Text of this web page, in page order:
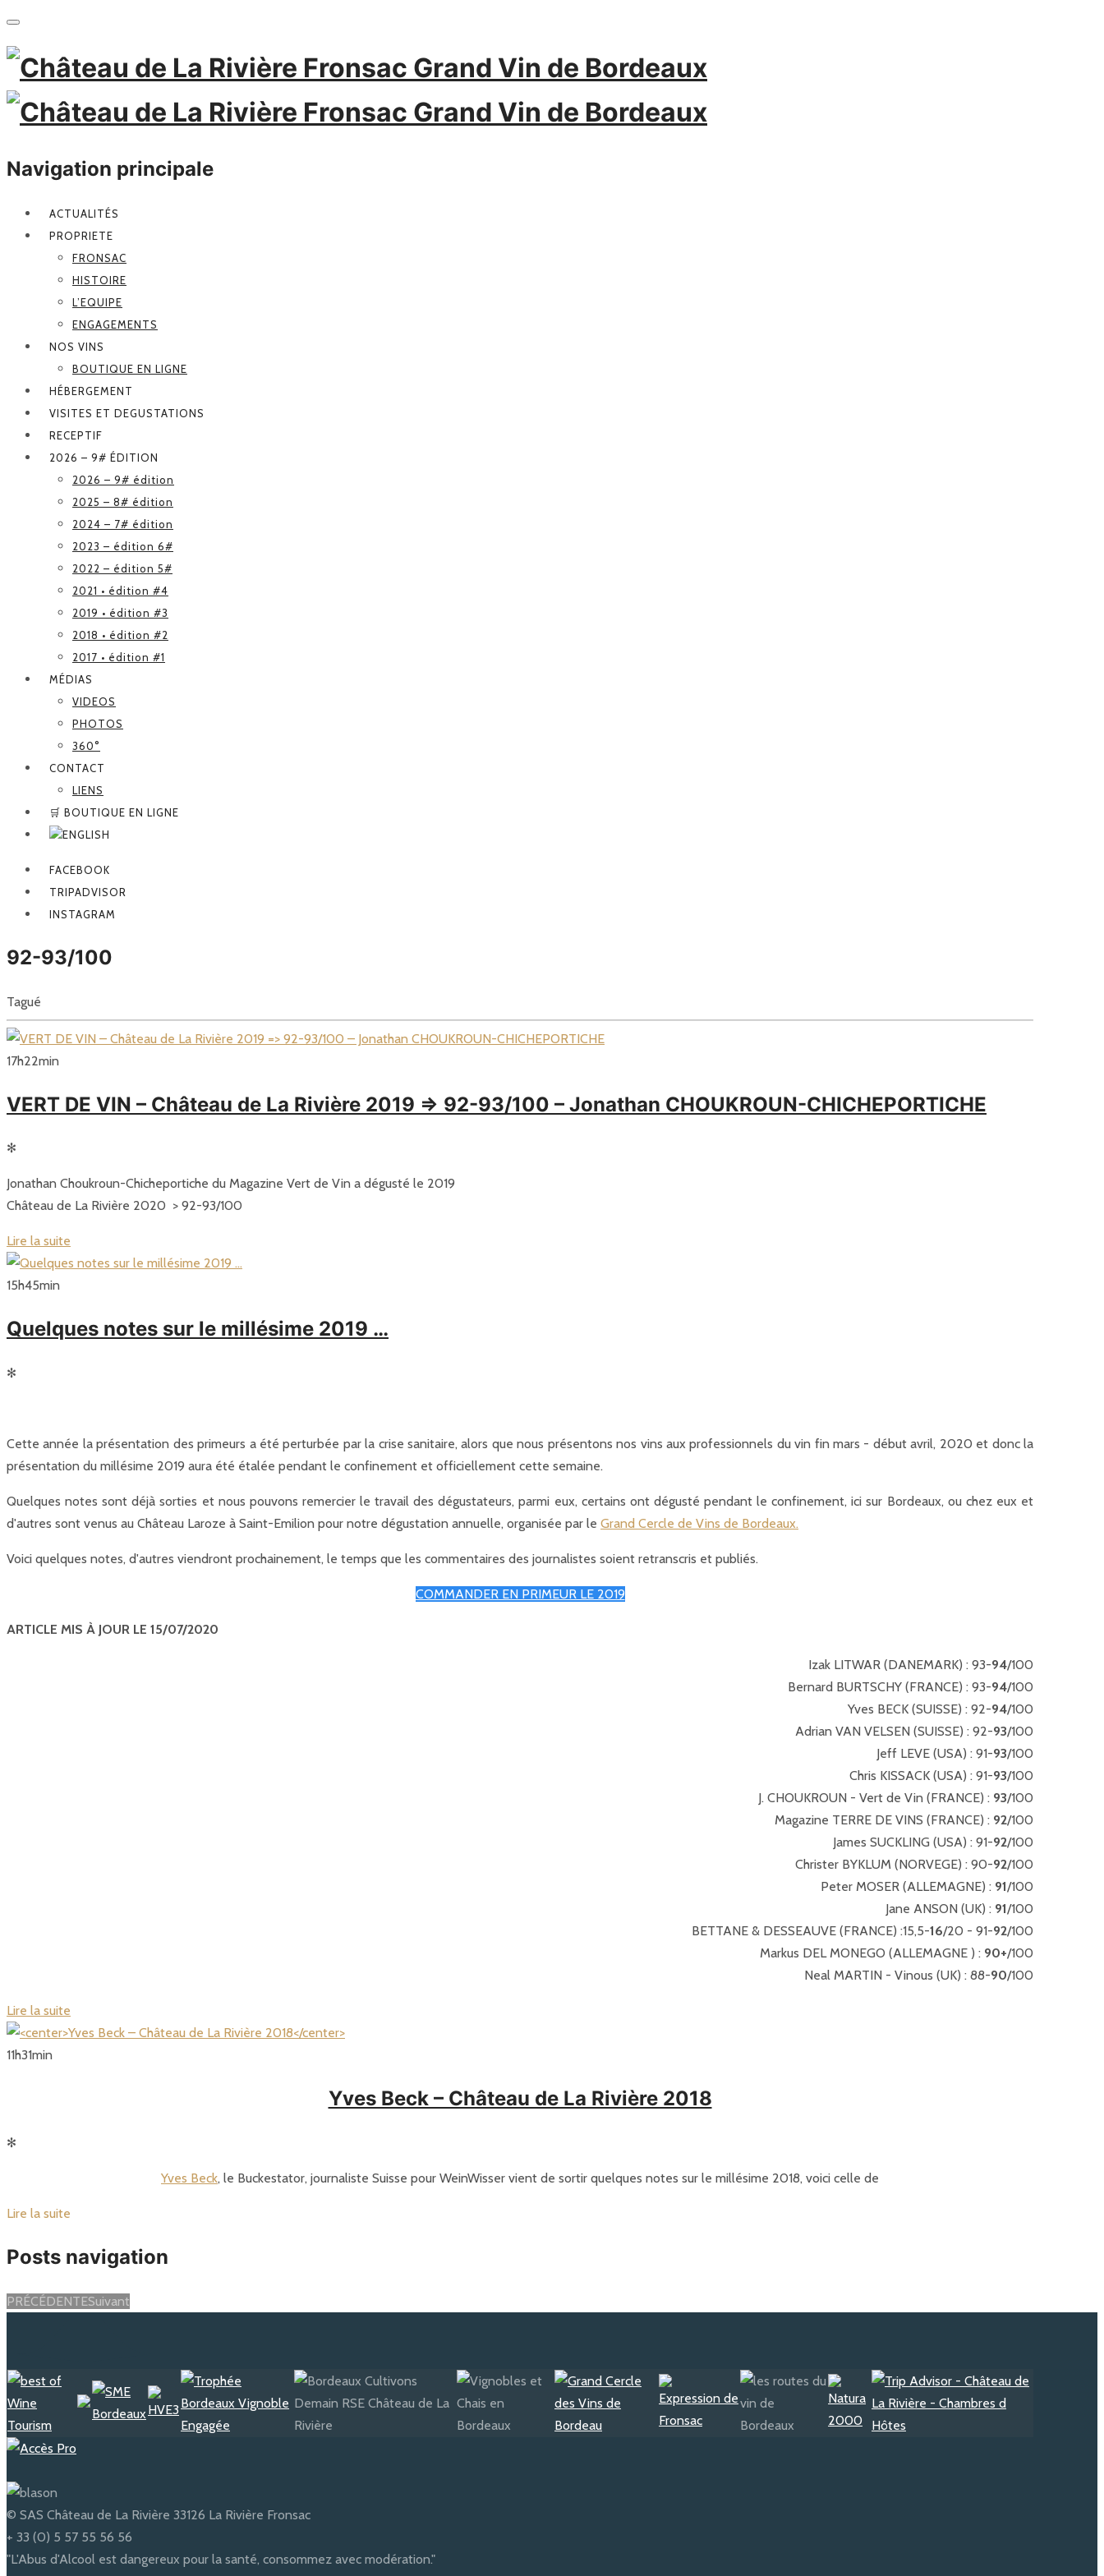
Navigation principale
ACTUALITÉS
PROPRIETE
FRONSAC
HISTOIRE
L’EQUIPE
ENGAGEMENTS
NOS VINS
BOUTIQUE EN LIGNE
HÉBERGEMENT
VISITES ET DEGUSTATIONS
RECEPTIF
2026 – 9# ÉDITION
2026 – 9# édition
2025 – 8# édition
2024 – 7# édition
2023 – édition 6#
2022 – édition 5#
2021 • édition #4
2019 • édition #3
2018 • édition #2
2017 • édition #1
MÉDIAS
VIDEOS
PHOTOS
360°
CONTACT
LIENS
🛒 BOUTIQUE EN LIGNE
FACEBOOK
TRIPADVISOR
INSTAGRAM
92-93/100
Tagué
17h22min
VERT DE VIN – Château de La Rivière 2019 => 92-93/100 – Jonathan CHOUKROUN-CHICHEPORTICHE
✻
Jonathan Choukroun-Chicheportiche du Magazine Vert de Vin a dégusté le 2019
Château de La Rivière 2020 > 92-93/100
Lire la suite
15h45min
Quelques notes sur le millésime 2019 …
✻
Cette année la présentation des primeurs a été perturbée par la crise sanitaire, alors que nous présentons nos vins aux professionnels du vin fin mars - début avril, 2020 et donc la
présentation du millésime 2019 aura été étalée pendant le confinement et officiellement cette semaine.
Quelques notes sont déjà sorties et nous pouvons remercier le travail des dégustateurs, parmi eux, certains ont dégusté pendant le confinement, ici sur Bordeaux, ou chez eux et
d'autres sont venus au Château Laroze à Saint-Emilion pour notre dégustation annuelle, organisée par le Grand Cercle de Vins de Bordeaux.
Voici quelques notes, d'autres viendront prochainement, le temps que les commentaires des journalistes soient retranscris et publiés.
COMMANDER EN PRIMEUR LE 2019
ARTICLE MIS À JOUR LE 15/07/2020
Izak LITWAR (DANEMARK) : 93-94/100
Bernard BURTSCHY (FRANCE) : 93-94/100
Yves BECK (SUISSE) : 92-94/100
Adrian VAN VELSEN (SUISSE) : 92-93/100
Jeff LEVE (USA) : 91-93/100
Chris KISSACK (USA) : 91-93/100
J. CHOUKROUN - Vert de Vin (FRANCE) : 93/100
Magazine TERRE DE VINS (FRANCE) : 92/100
James SUCKLING (USA) : 91-92/100
Christer BYKLUM (NORVEGE) : 90-92/100
Peter MOSER (ALLEMAGNE) : 91/100
Jane ANSON (UK) : 91/100
BETTANE & DESSEAUVE (FRANCE) :15,5-16/20 - 91-92/100
Markus DEL MONEGO (ALLEMAGNE ) : 90+/100
Neal MARTIN - Vinous (UK) : 88-90/100
Lire la suite
11h31min
Yves Beck – Château de La Rivière 2018
✻
Yves Beck, le Buckestator, journaliste Suisse pour WeinWisser vient de sortir quelques notes sur le millésime 2018, voici celle de
Lire la suite
Posts navigation
PRÉCÉDENTESuivant
© SAS Château de La Rivière 33126 La Rivière Fronsac
+ 33 (0) 5 57 55 56 56
"L'Abus d'Alcool est dangereux pour la santé, consommez avec modération."